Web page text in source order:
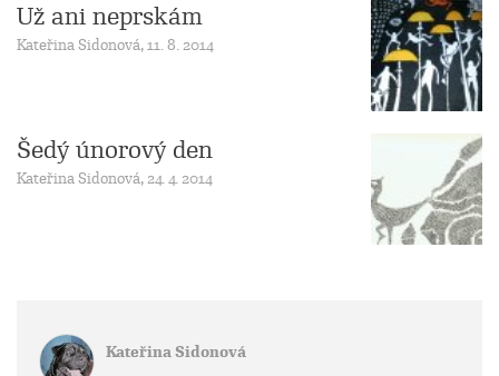
Už ani neprskám
Kateřina Sidonová, 11. 8. 2014
Šedý únorový den
Kateřina Sidonová, 24. 4. 2014
Kateřina Sidonová